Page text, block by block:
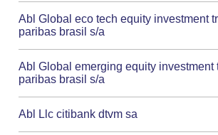
Abl Global eco tech equity investment
paribas brasil s/a
Abl Global emerging equity investment
paribas brasil s/a
Abl Llc citibank dtvm sa